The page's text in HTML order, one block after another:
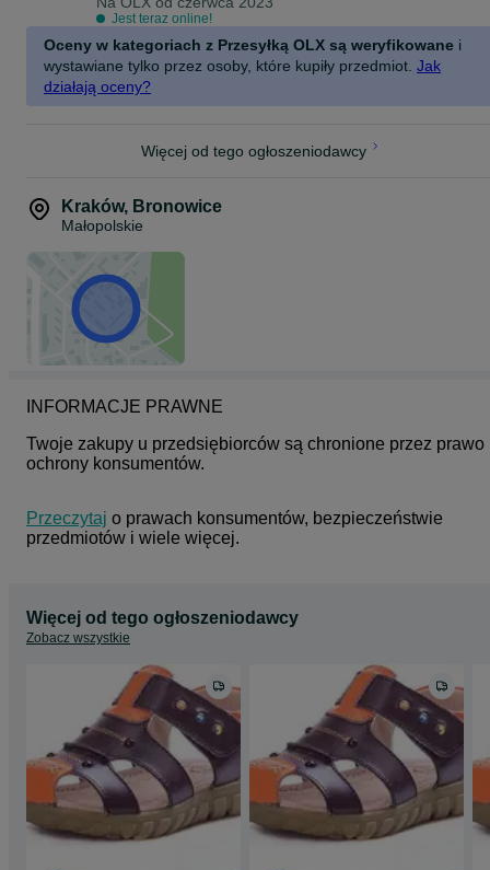
Wszystkie Nasze produkty starannie sprawdzamy oraz opisujemy
jego stan najlepiej jak tylko potrafimy, kupujesz u Nas bez ryzyka,
staramy się dążyć do perfekcji aby Nasz Outlet był jednym z
lepszych w Polsce!
ODBIÓR OSOBISTY W NASZYM MAGAZYNIE!
Od poniedziałku do piątku w godzinach 7:00-15:00
(Zadzwoń do Nas 30minut przed przyjazdem / podaj kod produktu,
a my przygotujemy dla Ciebie wybrane produkty, możesz u Nas
zapłacić gotówką / kartą / BLIKiem)
SZUKAJ NAS NA FACEBOOKU: Outlet eMeR
ZAPRASZAMY DO ZAKUPÓW!
KOD: 7989 S
Jest teraz online!
Oceny w kategoriach z Przesyłką OLX są weryfikowane i
wystawiane tylko przez osoby, które kupiły przedmiot. Jak
działają oceny?
Więcej od tego ogłoszeniodawcy
Kraków, Bronowice
Małopolskie
INFORMACJE PRAWNE
Twoje zakupy u przedsiębiorców są chronione przez prawo
ochrony konsumentów.
Przeczytaj o prawach konsumentów, bezpieczeństwie
przedmiotów i wiele więcej.
Więcej od tego ogłoszeniodawcy
Zobacz wszystkie